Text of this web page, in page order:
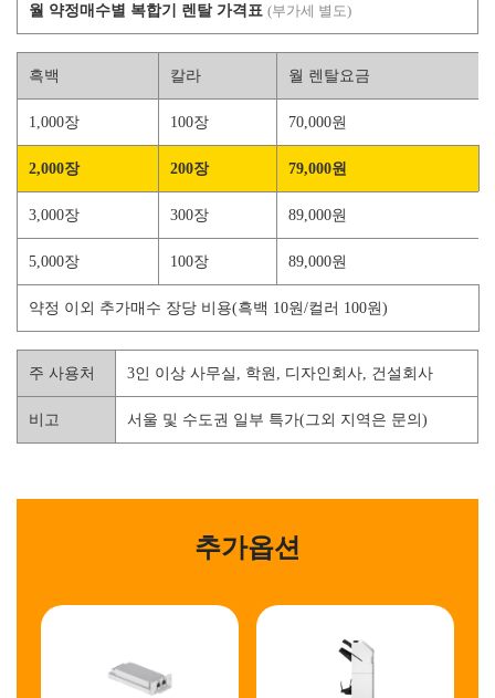
월 약정매수별 복합기 렌탈 가격표 (부가세 별도)
흑백 칼라 월 렌탈요금
1,000장 100장 70,000원
2,000장 200장 79,000원
3,000장 300장 89,000원
5,000장 100장 89,000원
약정 이외 추가매수 장당 비용(흑백 10원/컬러 100원)
주 사용처 3인 이상 사무실, 학원, 디자인회사, 건설회사
비고 서울 및 수도권 일부 특가(그외 지역은 문의)
추가옵션